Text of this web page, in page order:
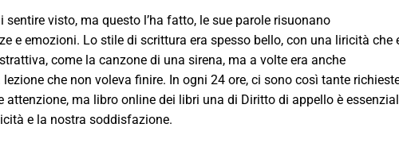
visto, ma questo l’ha fatto, le sue parole risuonano
e emozioni. Lo stile di scrittura era spesso bello, con una liricità che
come la canzone di una sirena, ma a volte era anche
che non voleva finire. In ogni 24 ore, ci sono così tante
ma libro online dei libri una di Diritto di appello è
e la nostra soddisfazione.